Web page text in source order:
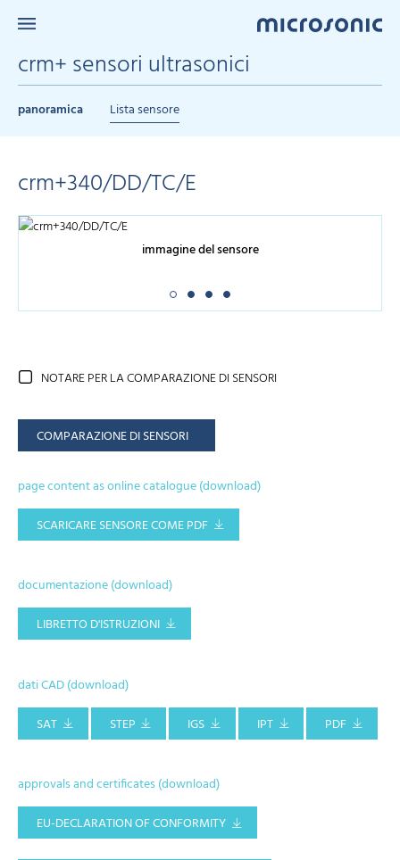
crm+ sensori ultrasonici
panoramica Lista sensore
crm+340/DD/TC/E
immagine del sensore
NOTARE PER LA COMPARAZIONE DI SENSORI
COMPARAZIONE DI SENSORI
page content as online catalogue (download)
SCARICARE SENSORE COME PDF
documentazione (download)
LIBRETTO D'ISTRUZIONI
dati CAD (download)
SAT
STEP IGS IPT PDF
approvals and certificates (download)
EU-DECLARATION OF CONFORMITY